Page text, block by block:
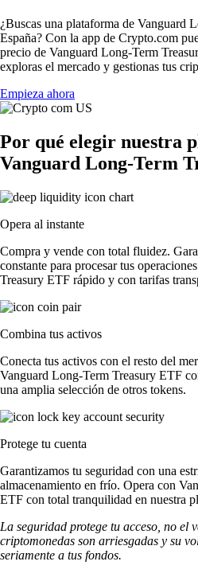
¿Buscas una plataforma de Vanguard
España? Con la app de Crypto.com
precio de Vanguard Long-Term
exploras el mercado y gestionas tus
Empieza ahora
Por qué elegir nuestra
Vanguard Long-Term
Opera al instante
Compra y vende con total fluidez.
constante para procesar tus
Treasury ETF rápido y con tarifas
Combina tus activos
Conecta tus activos con el resto del
Vanguard Long-Term Treasury ETF
una amplia selección de otros tokens.
Protege tu cuenta
Garantizamos tu seguridad con una
almacenamiento en frío. Opera con
ETF con total tranquilidad en nuestra
La seguridad protege tu acceso, no el
criptomonedas son arriesgadas y su
seriamente a tus fondos.